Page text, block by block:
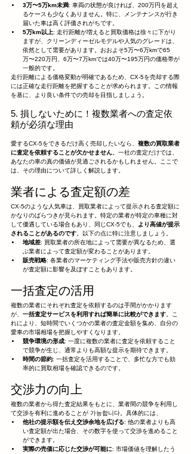
3万〜5万km未満: 車両の状態が良ければ、200万円を超え
るケースも少なくありません。特に、メンテナンスが行き
届いた車は高く評価されがちです。
5万km以上: 走行距離が増えると買取価格は徐々に下がり
ますが、クリーンディーゼルモデルや人気のグレードは、
依然として需要があります。おおよそ5万〜6万kmで65
万〜220万円、6万〜7万kmでは40万〜195万円の価格帯が
一般的です。
走行距離による価格変動が明確であるため、CX-5を売却する際
には正確な走行距離を把握することが求められます。この情報
を基に、より良い条件での売却を目指しましょう。
5. 損しないために！複数業者への査定依
頼が必須な理由
愛するCX-5をできるだけ高く売却したいなら、 複数の買取業者
に査定を依頼することが欠かせません 。一社の査定だけでは、
あなたの車の真の価値が見過ごされるかもしれません。ここで
は、その理由について詳しく解説します。
業者による査定額の差
CX-5のような人気車は、買取業者によって提示される査定額に
かなりのばらつきが見られます。特定の業者が特定の車種に対
して優遇している場合もあり、同じCX-5でも、 より高値が提示
されることがあるのです 。以下の点に特に注意しましょう。
地域差: 買取業者の所在地によって需要が異なるため、選
ぶ業者によって査定額が変わることがあります。
販売戦略: 各業者のマーケティング手法や販売方針の違い
が査定額に影響を及ぼすこともあります。
一括査定の活用
複数の業者にそれぞれ査定を依頼するのは手間がかかります
が、 一括査定サービスを利用すれば簡単に比較ができます 。こ
れにより、短時間でいくつかの業者の査定金額を集め、自分の
愛車の市場相場を把握しやすくなります。
競争環境の形成: 一度に複数の業者に査定を依頼すること
で競争が生じ、通常よりも高額な提示を期待できます。
時間の節約: 一括査定を活用することで、多忙な方でも効
率的に買取相場を確認できるのです。
交渉力の向上
複数の業者から得た査定結果をもとに、業者間の競争を利用し
て交渉を有利に進めることが 가능합니다。具体的には、
他社の提示額を伝え交渉余地を広げる: 他の業者よりも高
い査定額が出た場合、その数字を使って交渉を進めること
ができます。
実際の売価に応じた交渉が可能に: 市場価値を理解したう